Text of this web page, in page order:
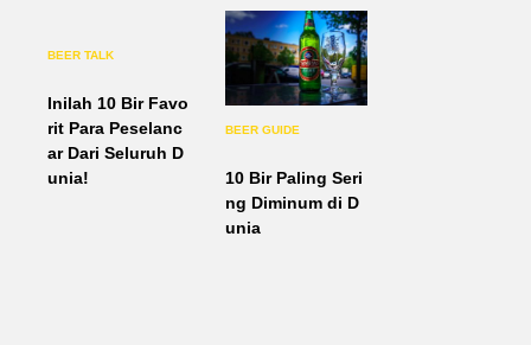
BEER TALK
Inilah 10 Bir Favo
rit Para Peselanc
ar Dari Seluruh D
unia!
BEER GUIDE
10 Bir Paling Seri
ng Diminum di D
unia